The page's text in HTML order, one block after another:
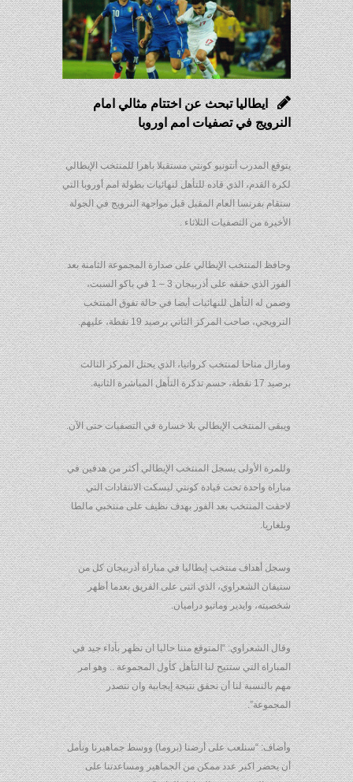
ايطاليا تبحث عن اختتام مثالي امام
النرويج في تصفيات امم اوروبا
يتوقع المدرب أنتونيو كونتي مستقبلا باهرا للمنتخب الإيطالي
لكرة القدم، الذي قاده للتأهل لنهائيات بطولة امم أوروبا التي
ستقام بفرنسا العام المقبل قبل مواجهة النرويج في الجولة
الأخيرة من التصفيات الثلاثاء .
وحافظ المنتخب الإيطالي على صدارة المجموعة الثامنة بعد
الفوز الذي حققه على أذربيجان 3 – 1 في باكو السبت،
وضمن له التأهل للنهائيات أيضا في حالة تفوق المنتخب
النرويجي، صاحب المركز الثاني برصيد 19 نقطة، عليهم.
ومازال متاحا لمنتخب كرواتيا، الذي يحتل المركز الثالث
برصيد 17 نقطة، حسم تذكرة التأهل المباشرة الثانية.
ويبقى المنتخب الإيطالي بلا خسارة في التصفيات حتى الآن.
وللمرة الأولى يسجل المنتخب الإيطالي أكثر من هدفين في
مباراة واحدة تحت قيادة كونتي ليسكت الانتقادات التي
لاحقت المنتخب بعد الفوز بهدف نظيف على منتخبي مالطا
وبلغاريا.
وسجل أهداف منتخب إيطاليا في مباراة أذربيجان كل من
ستيفان الشعراوي، الذي اثنى على الفريق بعدما أظهر
شخصيته، وايدير وماتيو دراميان.
وقال الشعراوي: “المتوقع مننا حاليا ان نظهر بأداء جيد في
المباراة التي ستتيح لنا التأهل كأول المجموعة .. وهو امر
مهم بالنسبة لنا أن نحقق نتيجة إيجابية وان نتصدر
المجموعة”.
وأضاف: “سنلعب على أرضنا (بروما) ووسط جماهيرنا ونأمل
أن يحضر اكبر عدد ممكن من الجماهير ومساعدتنا على